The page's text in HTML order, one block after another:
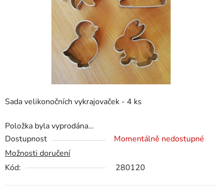
Sada velikonočních vykrajovaček - 4 ks
Položka byla vyprodána…
Dostupnost
Momentálně nedostupné
Možnosti doručení
Kód:
280120